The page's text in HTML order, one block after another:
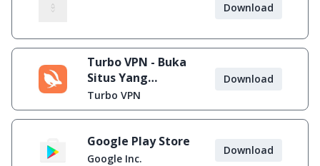
Download
Turbo VPN - Buka
Situs Yang
Diblokir
Turbo VPN
Download
Google Play Store
Google Inc.
Download